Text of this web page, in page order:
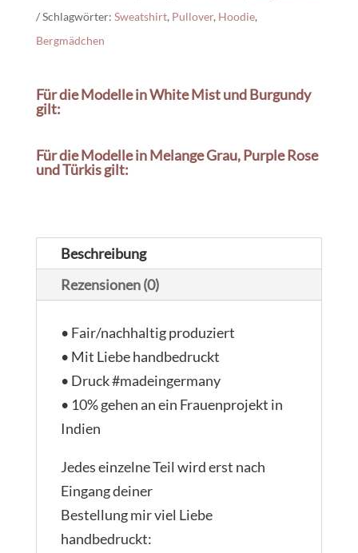
Schlagwörter: Sweatshirt, Pullover, Hoodie,
Bergmädchen
Für die Modelle in White Mist und Burgundy
gilt:
Für die Modelle in Melange Grau, Purple Rose
und Türkis gilt:
Beschreibung
Rezensionen (0)
• Fair/nachhaltig produziert
• Mit Liebe handbedruckt
• Druck #madeingermany
• 10% gehen an ein Frauenprojekt in
Indien
Jedes einzelne Teil wird erst nach
Eingang deiner
Bestellung mir viel Liebe
handbedruckt: